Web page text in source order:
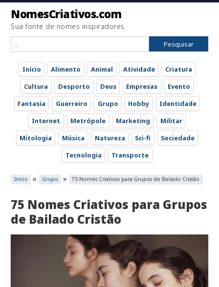
NomesCriativos.com
Sua fonte de nomes inspiradores.
por:
Início Alimento Animal Atividade
Criatura
Cultura
Desporto Deus Empresas
Evento
Fantasia
Guerreiro Grupo Hobby
Identidade
Internet
Metrópole Marketing
Militar
Mitologia
Música Natureza Sci-fi
Sociedade
Tecnologia
Transporte
Início » Grupo » 75 Nomes Criativos para Grupos de Bailado Cristão
75 Nomes Criativos para Grupos
de Bailado Cristão